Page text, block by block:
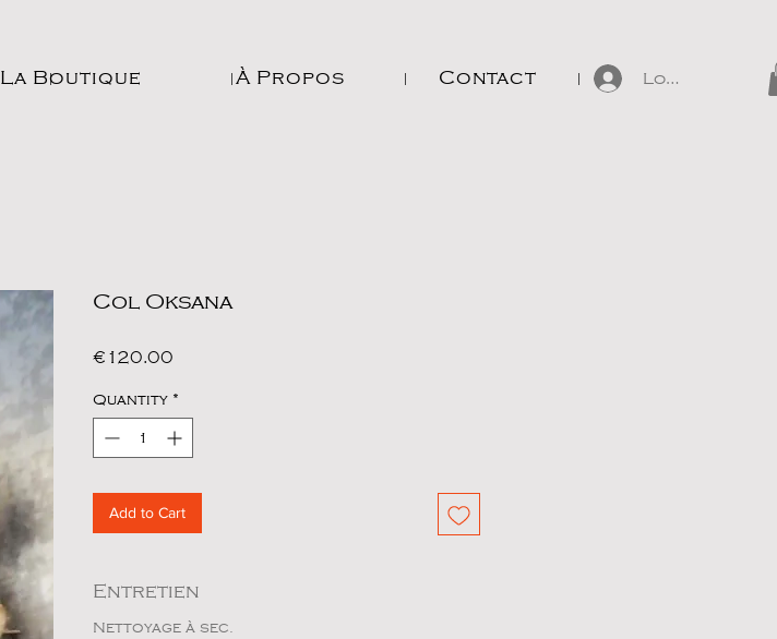
Log In
La Boutique À Propos Contact
Col Oksana
€120.00Price
Quantity *
Add to Cart
Entretien
Nettoyage à sec.